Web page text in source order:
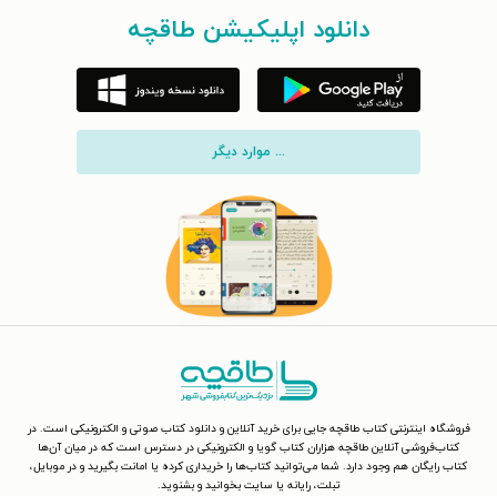
دانلود اپلیکیشن طاقچه
... موارد دیگر
فروشگاه اینترنتی کتاب طاقچه جایی برای خرید آنلاین و دانلود کتاب صوتی و الکترونیکی است. در
کتاب‌فروشی آنلاین طاقچه هزاران کتاب گویا و الکترونیکی در دسترس است که در میان آن‌ها
کتاب رایگان هم وجود دارد. شما می‌توانید کتاب‌ها را خریداری کرده یا امانت بگیرید و در موبایل،
تبلت، رایانه یا سایت بخوانید و بشنوید.